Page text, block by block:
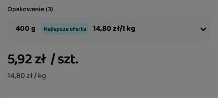
Opakowanie (3)
400 g Najlepsza oferta 14,80 zł/1 kg
5,92 zł /szt.
14,80 zł / kg